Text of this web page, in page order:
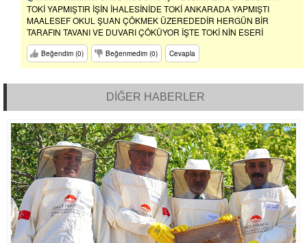
TOKİ YAPMIŞTIR İŞİN İHALESİNİDE TOKİ ANKARADA YAPMIŞTI
MAALESEF OKUL ŞUAN ÇÖKMEK ÜZEREDEDİR HERGÜN BİR
TARAFIN TAVANI VE DUVARI ÇÖKÜYOR İŞTE TOKİ NİN ESERİ
Beğendim (0) Beğenmedim (0) Cevapla
DİĞER HABERLER